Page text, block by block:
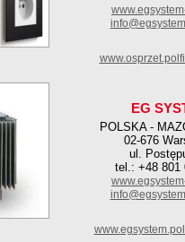
EG
POLSKA -
02-676
ul.
tel.: +48 801